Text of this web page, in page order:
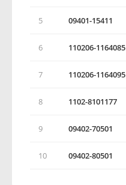
5 09401-15411
6 110206-1164085
7 110206-1164095
8 1102-8101177
9 09402-70501
10 09402-80501